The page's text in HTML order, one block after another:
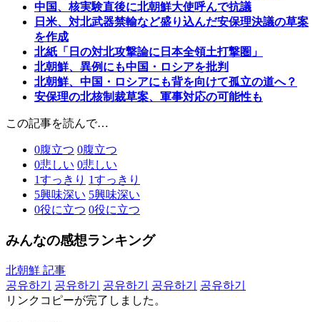
中国、核実験直後に北朝鮮大使呼んで抗議
日米、対北武器禁輸など盛り込んだ安保理決議の草案
を作成
北紙「日の対北攻撃論に日本全領土打撃圏」
北朝鮮、異例にも中国・ロシアを批判
北朝鮮、中国・ロシアにも背を向けて孤立の道へ？
安保理の北核制裁草案、軍事対応の可能性も
この記事を読んで…
0腹立つ 0腹立つ
0悲しい 0悲しい
1すっきり 1すっきり
5興味深い 5興味深い
0役に立つ 0役に立つ
みんなの感想ランキング
北朝鮮 記事
공유하기
공유하기 공유하기 공유하기
공유하기
リンクコピーが完了しました。